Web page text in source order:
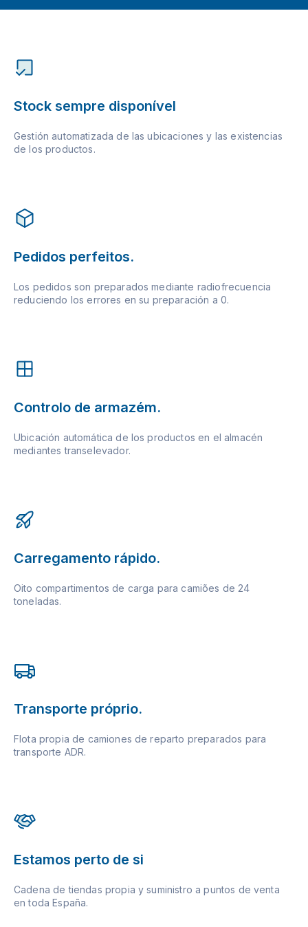
Stock sempre disponível
Gestión automatizada de las ubicaciones y las existencias
de los productos.
Pedidos perfeitos.
Los pedidos son preparados mediante radiofrecuencia
reduciendo los errores en su preparación a 0.
Controlo de armazém.
Ubicación automática de los productos en el almacén
mediantes transelevador.
Carregamento rápido.
Oito compartimentos de carga para camiões de 24
toneladas.
Transporte próprio.
Flota propia de camiones de reparto preparados para
transporte ADR.
Estamos perto de si
Cadena de tiendas propia y suministro a puntos de venta
en toda España.